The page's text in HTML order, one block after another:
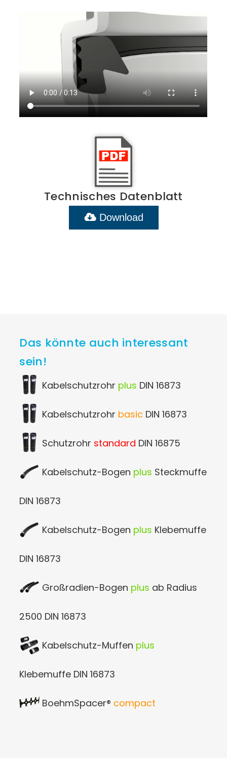
Technisches Datenblatt
Download
Das könnte auch interessant
sein!
Kabelschutzrohr plus DIN 16873
Kabelschutzrohr basic DIN 16873
Schutzrohr standard DIN 16875
Kabelschutz-Bogen plus Steckmuffe
DIN 16873
Kabelschutz-Bogen plus Klebemuffe
DIN 16873
Großradien-Bogen plus ab Radius
2500 DIN 16873
Kabelschutz-Muffen plus
Klebemuffe DIN 16873
BoehmSpacer® compact